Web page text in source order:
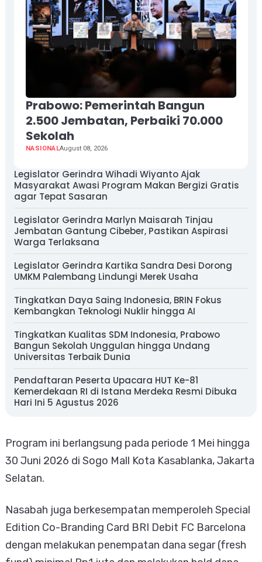
Prabowo: Pemerintah Bangun
2.500 Jembatan, Perbaiki 70.000
Sekolah
NASIONALAugust 08, 2026
Legislator Gerindra Wihadi Wiyanto Ajak
Masyarakat Awasi Program Makan Bergizi Gratis
agar Tepat Sasaran
Legislator Gerindra Marlyn Maisarah Tinjau
Jembatan Gantung Cibeber, Pastikan Aspirasi
Warga Terlaksana
Legislator Gerindra Kartika Sandra Desi Dorong
UMKM Palembang Lindungi Merek Usaha
Tingkatkan Daya Saing Indonesia, BRIN Fokus
Kembangkan Teknologi Nuklir hingga AI
Tingkatkan Kualitas SDM Indonesia, Prabowo
Bangun Sekolah Unggulan hingga Undang
Universitas Terbaik Dunia
Pendaftaran Peserta Upacara HUT Ke-81
Kemerdekaan RI di Istana Merdeka Resmi Dibuka
Hari Ini 5 Agustus 2026
Program ini berlangsung pada periode 1 Mei hingga
30 Juni 2026 di Sogo Mall Kota Kasablanka, Jakarta
Selatan.
Nasabah juga berkesempatan memperoleh Special
Edition Co-Branding Card BRI Debit FC Barcelona
dengan melakukan penempatan dana segar (fresh